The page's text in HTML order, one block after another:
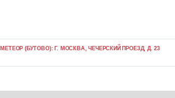
МЕТЕОР (БУТОВО): Г. МОСКВА, ЧЕЧЕРСКИЙ ПРОЕЗД, Д. 23